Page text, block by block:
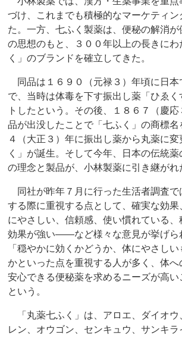
づけ、これまでも積極的なマーケティン
た。一方、七ふく製薬は、便秘の解消が
の思想のもと、３００年以上の長きにわ
く」のブランドを確立してきた。
同品は１６９０（元禄３）年頃に日本
で、当時は体毒を下す振出し薬「ひゑく
トしたという。その後、１８６７（慶
品が出没したことで「七ふく」の商標名
４（大正３）年に振出し薬から丸薬に
く」が誕生。そして今年、日本の伝統
の理念と製品が、小林製薬に引き継がれ
同社が昨年７月に行った生活者調査で
する際に重視する点として、確実な効
にやさしい、信頼感、使い慣れている、
効果が強い――など様々な意見が挙げら
「穏やかに効くかどうか、体にやさし
かといった点を重視する人が多く、体へ
安心できる便秘薬を求めるニーズが高い
という。
「丸薬七ふく」は、アロエ、ダイオウ
レン、オウゴン、センキュウ、サンキ